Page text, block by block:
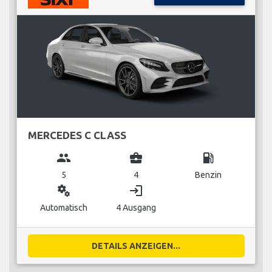
MERCEDES C CLASS
group
5
business_center
4
local_gas_station
Benzin
miscellaneous_services
Automatisch
login
4 Ausgang
DETAILS ANZEIGEN...